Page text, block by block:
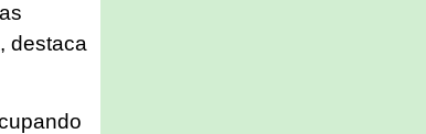
destaca